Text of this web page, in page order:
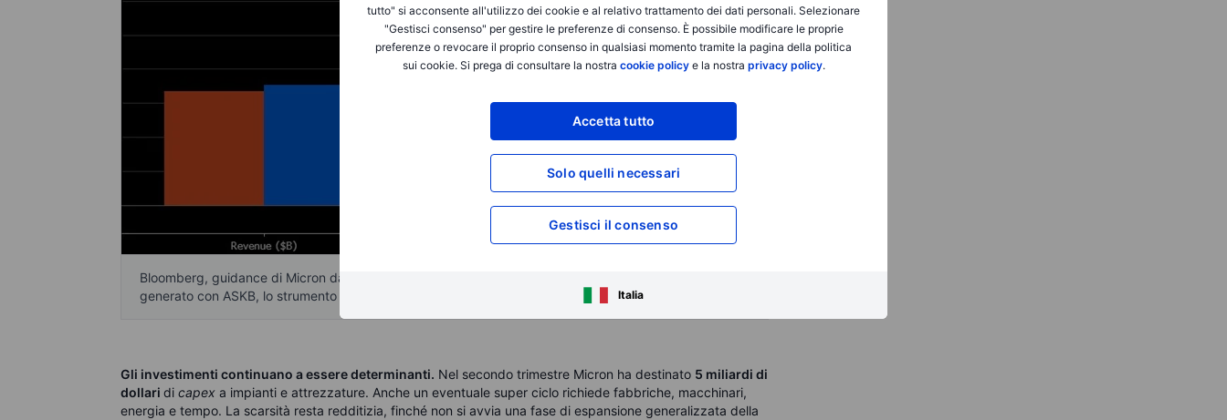
tutto" si acconsente all'utilizzo dei cookie e al relativo trattamento dei dati personali. Selezionare
"Gestisci consenso" per gestire le preferenze di consenso. È possibile modificare le proprie
preferenze o revocare il proprio consenso in qualsiasi momento tramite la pagina della politica
sui cookie. Si prega di consultare la nostra cookie policye la nostra privacy policy.
Accetta tutto
Solo quelli necessari
Gestisci il consenso
Italia
Bloomberg, guidance di Micron dai risultati del secondo trimestre fiscale e Saxo Bank. Grafico
generato con ASKB, lo strumento basato su intelligenza artificiale di Bloomberg.
Gli investimenti continuano a essere determinanti. Nel secondo trimestre Micron ha destinato 5 miliardi di
dollari di capex a impianti e attrezzature. Anche un eventuale super ciclo richiede fabbriche, macchinari,
energia e tempo. La scarsità resta redditizia, finché non si avvia una fase di espansione generalizzata della